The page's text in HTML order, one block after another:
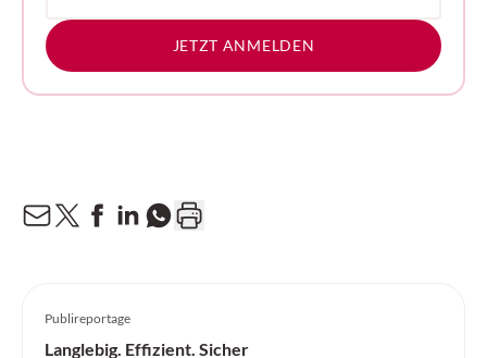
JETZT ANMELDEN
Publireportage
Langlebig. Effizient. Sicher